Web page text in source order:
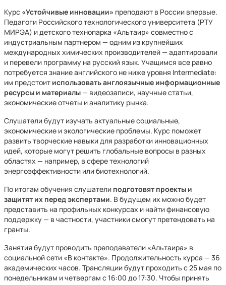
Курс «Устойчивые инновации» преподают в России впервые.
Педагоги Российского технологического университета (РТУ
МИРЭА) и детского технопарка «Альтаир» совместно с
индустриальным партнером — одним из крупнейших
международных химических производителей — адаптировали
и перевели программу на русский язык. Учащимся все равно
потребуется знание английского не ниже уровня Intermediate:
им предстоит использовать англоязычные информационные
ресурсы и материалы— видеозаписи, научные статьи,
экономические отчеты и аналитику рынка.
Слушатели будут изучать актуальные социальные,
экономические и экологические проблемы. Курс поможет
развить творческие навыки для разработки инновационных
идей, которые могут решить глобальные вопросы в разных
областях — например, в сфере технологий
энергоэффективности или биотехнологий.
По итогам обучения слушатели подготовят проекты и
защитят их перед экспертами. В будущем их можно будет
представить на профильных конкурсах и найти финансовую
поддержку — в частности, участники смогут претендовать на
гранты.
Занятия будут проводить преподаватели «Альтаира» в
социальной сети «В контакте». Продолжительность курса — 36
академических часов. Трансляции будут проходить с 25 мая по
понедельникам и четвергам с 16:00 до 17:30. Чтобы принять